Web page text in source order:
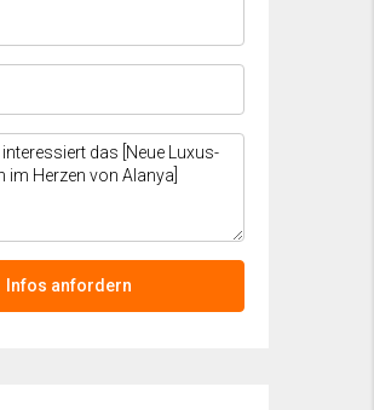
Infos anfordern